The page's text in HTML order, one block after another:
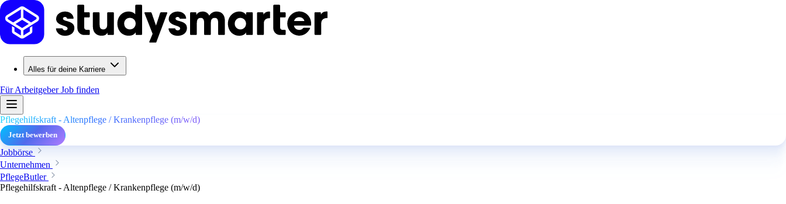
Alles für deine Karriere
Für ArbeitgeberJob finden
Pflegehilfskraft - Altenpflege / Krankenpflege (m/w/d)
Jetzt bewerben
Jobbörse
Unternehmen
PflegeButler
Pflegehilfskraft - Altenpflege / Krankenpflege (m/w/d)